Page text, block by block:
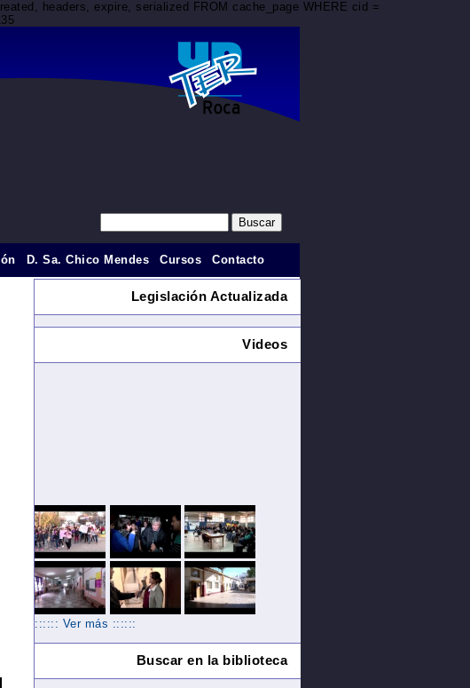
headers, expire, serialized FROM cache_page WHERE cid =
D. Sa. Chico Mendes Cursos Contacto
Legislación Actualizada
Videos
:::::: Ver más ::::::
Buscar en la biblioteca